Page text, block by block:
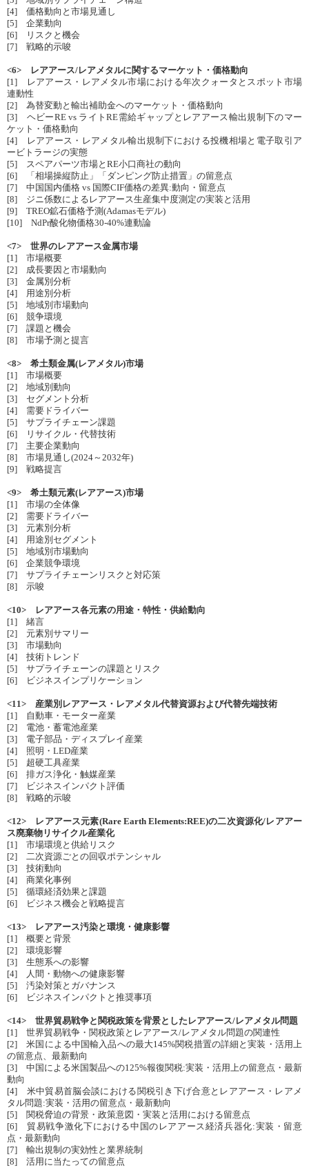
[4] 価格動向と市場見通し
[5] 企業動向
[6] リスクと機会
[7] 戦略的示唆
<6> レアアース/レアメタルに関するマーケット・価格動向
[1] レアアース・レアメタル市場における年次クォータとスポット市場
連動性
[2] 為替変動と輸出補助金へのマーケット・価格動向
[3] ヘビーRE vs ライトRE需給ギャップとレアアース輸出規制下のマー
ケット・価格動向
[4] レアアース・レアメタル輸出規制下における投機相場と電子取引ア
ービトラージの実態
[5] スペアパーツ市場とRE小口商社の動向
[6] 「相場操縦防止」「ダンピング防止措置」の留意点
[7] 中国国内価格 vs 国際CIF価格の差異:動向・留意点
[8] ジニ係数によるレアアース生産集中度測定の実装と活用
[9] TREO鉱石価格予測(Adamasモデル)
[10] NdPr酸化物価格30-40%連動論
<7> 世界のレアアース金属市場
[1] 市場概要
[2] 成長要因と市場動向
[3] 金属別分析
[4] 用途別分析
[5] 地域別市場動向
[6] 競争環境
[7] 課題と機会
[8] 市場予測と提言
<8> 希土類金属(レアメタル)市場
[1] 市場概要
[2] 地域別動向
[3] セグメント分析
[4] 需要ドライバー
[5] サプライチェーン課題
[6] リサイクル・代替技術
[7] 主要企業動向
[8] 市場見通し(2024～2032年)
[9] 戦略提言
<9> 希土類元素(レアアース)市場
[1] 市場の全体像
[2] 需要ドライバー
[3] 元素別分析
[4] 用途別セグメント
[5] 地域別市場動向
[6] 企業競争環境
[7] サプライチェーンリスクと対応策
[8] 示唆
<10> レアアース各元素の用途・特性・供給動向
[1] 緒言
[2] 元素別サマリー
[3] 市場動向
[4] 技術トレンド
[5] サプライチェーンの課題とリスク
[6] ビジネスインプリケーション
<11> 産業別レアアース・レアメタル代替資源および代替先端技術
[1] 自動車・モーター産業
[2] 電池・蓄電池産業
[3] 電子部品・ディスプレイ産業
[4] 照明・LED産業
[5] 超硬工具産業
[6] 排ガス浄化・触媒産業
[7] ビジネスインパクト評価
[8] 戦略的示唆
<12> レアアース元素(Rare Earth Elements:REE)の二次資源化/レアアー
ス廃棄物リサイクル産業化
[1] 市場環境と供給リスク
[2] 二次資源ごとの回収ポテンシャル
[3] 技術動向
[4] 商業化事例
[5] 循環経済効果と課題
[6] ビジネス機会と戦略提言
<13> レアアース汚染と環境・健康影響
[1] 概要と背景
[2] 環境影響
[3] 生態系への影響
[4] 人間・動物への健康影響
[5] 汚染対策とガバナンス
[6] ビジネスインパクトと推奨事項
<14> 世界貿易戦争と関税政策を背景としたレアアース/レアメタル問題
[1] 世界貿易戦争・関税政策とレアアース/レアメタル問題の関連性
[2] 米国による中国輸入品への最大145%関税措置の詳細と実装・活用上
の留意点、最新動向
[3] 中国による米国製品への125%報復関税:実装・活用上の留意点・最新
動向
[4] 米中貿易首脳会談における関税引き下げ合意とレアアース・レアメ
タル問題:実装・活用の留意点・最新動向
[5] 関税脅迫の背景・政策意図・実装と活用における留意点
[6] 貿易戦争激化下における中国のレアアース経済兵器化:実装・留意
点・最新動向
[7] 輸出規制の実効性と業界統制
[8] 活用に当たっての留意点